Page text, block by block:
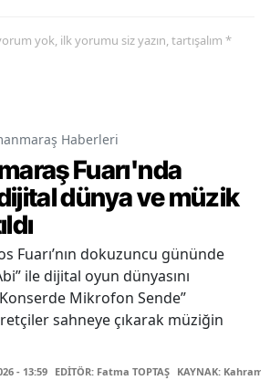
yok, ilk yorumu siz yazın, tartışalım *
Haberleri
Fuarı'nda
dünya ve müzik
Fuarı’nın dokuzuncu gününde
ile dijital oyun dünyasını
Mikrofon Sende”
sahneye çıkarak müziğin
- 13:59 EDİTÖR: Fatma TOPTAŞ KAYNAK: